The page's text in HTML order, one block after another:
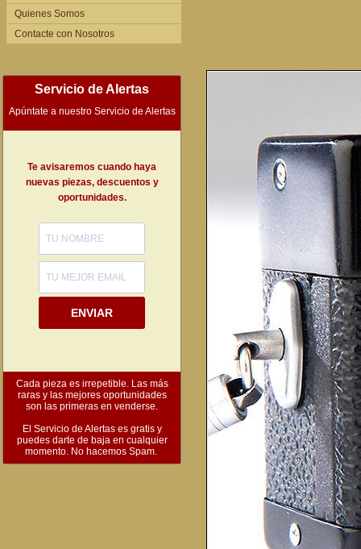
Quienes Somos
Contacte con Nosotros
Servicio de Alertas
Apúntate a nuestro Servicio de Alertas
Te avisaremos cuando haya
nuevas piezas, descuentos y
oportunidades.
ENVIAR
Cada pieza es irrepetible. Las más
raras y las mejores oportunidades
son las primeras en venderse.
El Servicio de Alertas es gratis y
puedes darte de baja en cualquier
momento. No hacemos Spam.